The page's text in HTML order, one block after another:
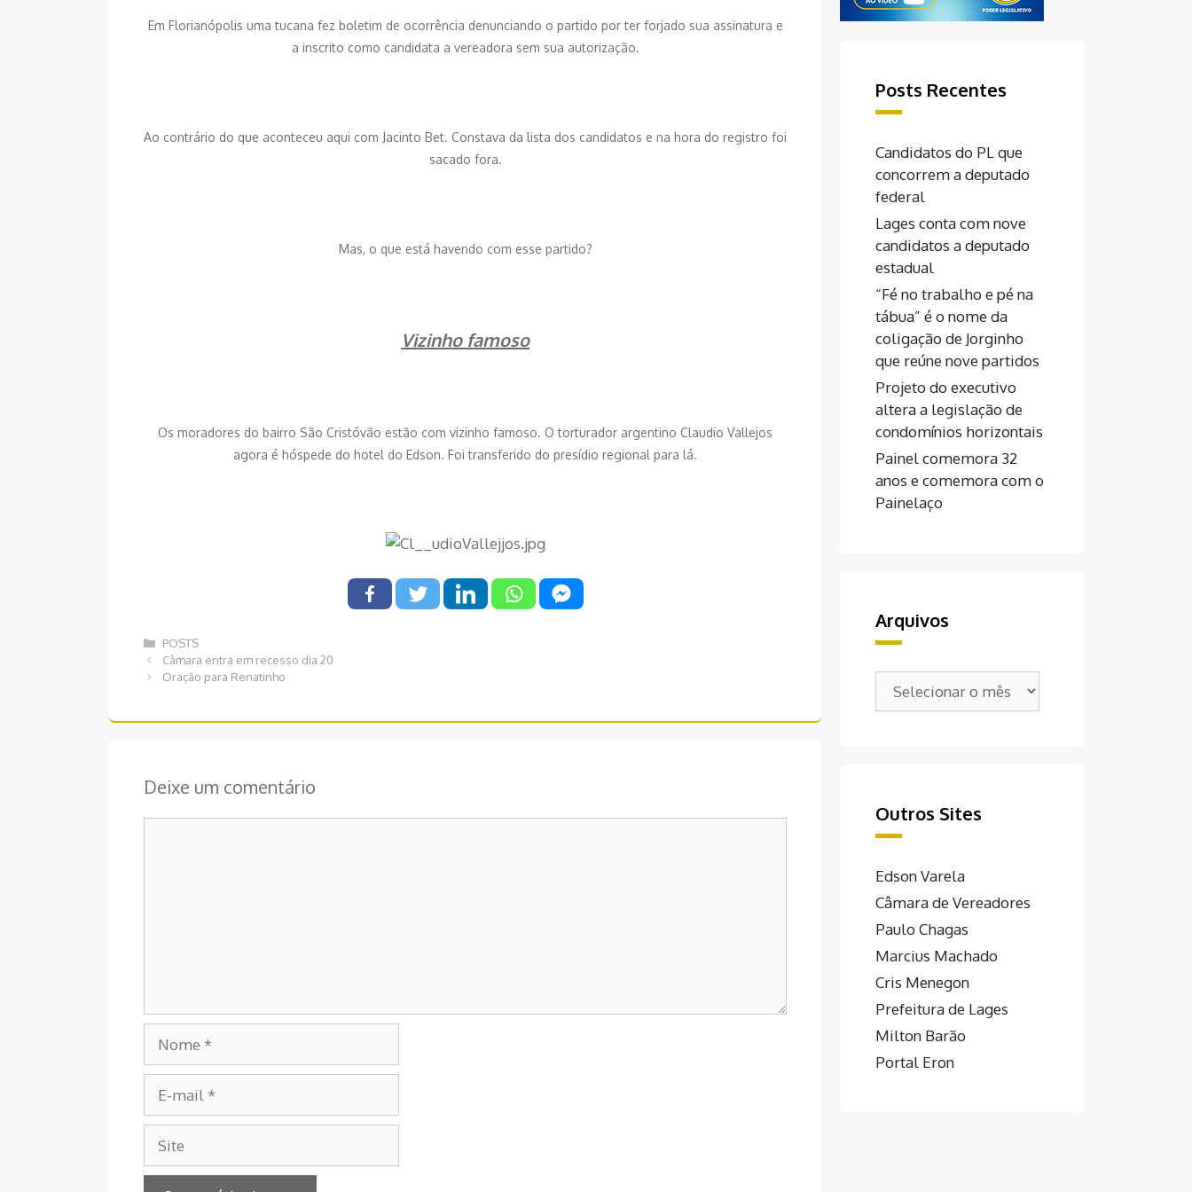
Em Florianópolis uma tucana fez boletim de ocorrência denunciando o partido por ter forjado sua assinatura e
a inscrito como candidata a vereadora sem sua autorização.
Ao contrário do que aconteceu aqui com Jacinto Bet. Constava da lista dos candidatos e na hora do registro foi
sacado fora.
Mas, o que está havendo com esse partido?
Vizinho famoso
Os moradores do bairro São Cristóvão estão com vizinho famoso. O torturador argentino Claudio Vallejos
agora é hóspede do hotel do Edson. Foi transferido do presídio regional para lá.
Categorias
POSTS
Navegação
de
Câmara entra em recesso dia 20
Oração para Renatinho
Deixe um comentário
mail
Posts Recentes
Candidatos do PL que
concorrem a deputado
federal
Lages conta com nove
candidatos a deputado
estadual
“Fé no trabalho e pé na
tábua” é o nome da
coligação de Jorginho
que reúne nove partidos
Projeto do executivo
altera a legislação de
condomínios horizontais
Painel comemora 32
anos e comemora com o
Painelaço
Arquivos
Outros Sites
Edson Varela
Câmara de Vereadores
Paulo Chagas
Marcius Machado
Cris Menegon
Prefeitura de Lages
Milton Barão
Portal Eron